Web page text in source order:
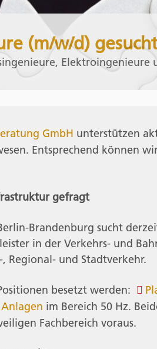
(m/w/d)
Elektroingenieure
GmbH unterstützen
Entsprechend können
gefragt
Brandenburg sucht
in der Verkehrs- und
Regional- und Stadtverkehr.
besetzt werden:
im Bereich 50 Hz.
Fachbereich voraus.